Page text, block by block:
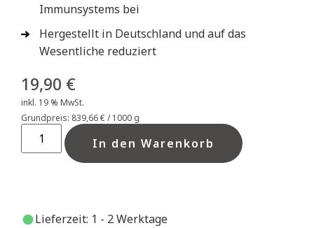
Immunsystems bei
Hergestellt in Deutschland und auf das
Wesentliche reduziert
19,90 €
inkl. 19 % MwSt.
839,66€ /1000 g
In den Warenkorb
Lieferzeit: 1 - 2 Werktage